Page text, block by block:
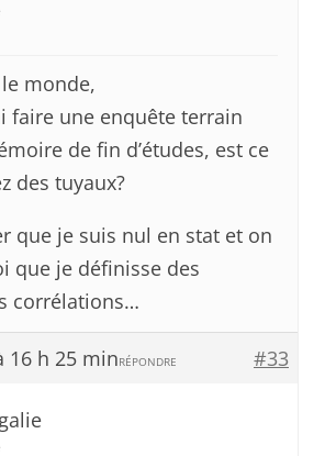
monde,
faire une enquête terrain
de fin d’études, est ce
des tuyaux?
que je suis nul en stat et on
que je définisse des
corrélations…
16 h 25 min #33
RÉPONDRE